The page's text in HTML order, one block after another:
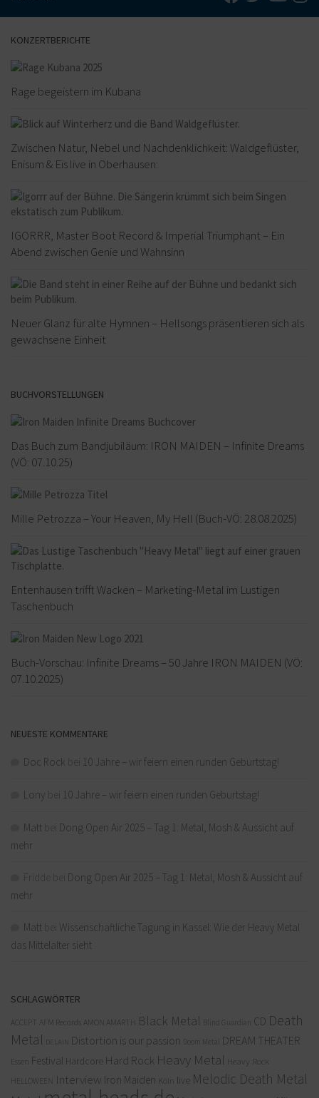
KONZERTBERICHTE
Rage begeistern im Kubana
Zwischen Natur, Nebel und Nachdenklichkeit: Waldgeflüster,
Enisum & Eïs live in Oberhausen:
IGORRR, Master Boot Record & Imperial Triumphant – Ein
Abend zwischen Genie und Wahnsinn
Neuer Glanz für alte Hymnen – Hellsongs präsentieren sich als
gewachsene Einheit
BUCHVORSTELLUNGEN
Das Buch zum Bandjubiläum: IRON MAIDEN – Infinite Dreams
(VÖ: 07.10.25)
Mille Petrozza – Your Heaven, My Hell (Buch-VÖ: 28.08.2025)
Entenhausen trifft Wacken – Marketing-Metal im Lustigen
Taschenbuch
Buch-Vorschau: Infinite Dreams – 50 Jahre IRON MAIDEN (VÖ:
07.10.2025)
NEUESTE KOMMENTARE
Doc Rock 10 Jahre – wir feiern einen runden Geburtstag!
Lony 10 Jahre – wir feiern einen runden Geburtstag!
Matt
Dong Open Air 2025 – Tag 1: Metal, Mosh & Aussicht auf
mehr
Dong Open Air 2025 – Tag 1: Metal, Mosh & Aussicht auf
mehr
Matt
Wissenschaftliche Tagung in Kassel: Wie der Heavy Metal
das Mittelalter sieht
SCHLAGWÖRTER
ACCEPT AFM Records AMON AMARTH Black Metal Blind Guardian CD Death
Metal
DELAIN Distortion is our passion Doom Metal DREAM THEATER
Essen Festival Hardcore Hard Rock Heavy Metal Heavy Rock
HELLOWEEN Interview Iron Maiden Köln live Melodic Death Metal